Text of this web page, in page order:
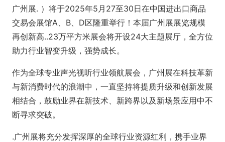
广州展. ）将于2025年5月27至30日在中国进出口商品
交易会展馆A、B、D区隆重举行！本届广州展展览规模
再创新高..23万平方米展会将开设24大主题展厅，全方位
助力行业智变升级，强势成长。
作为全球专业声光视听行业领航展会，广州展在科技革新
与新消费时代的浪潮中，一直坚持将提质升级和创新发展
相结合，鼓励业界在新技术、新跨界以及新场景应用中不
断寻求突破。
.广州展将充分发挥深厚的全球行业资源红利，携手业界